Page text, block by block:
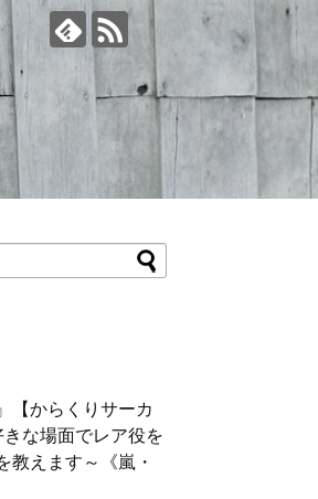
【からくりサーカ
きな場面でレア役を
教えます～《嵐・